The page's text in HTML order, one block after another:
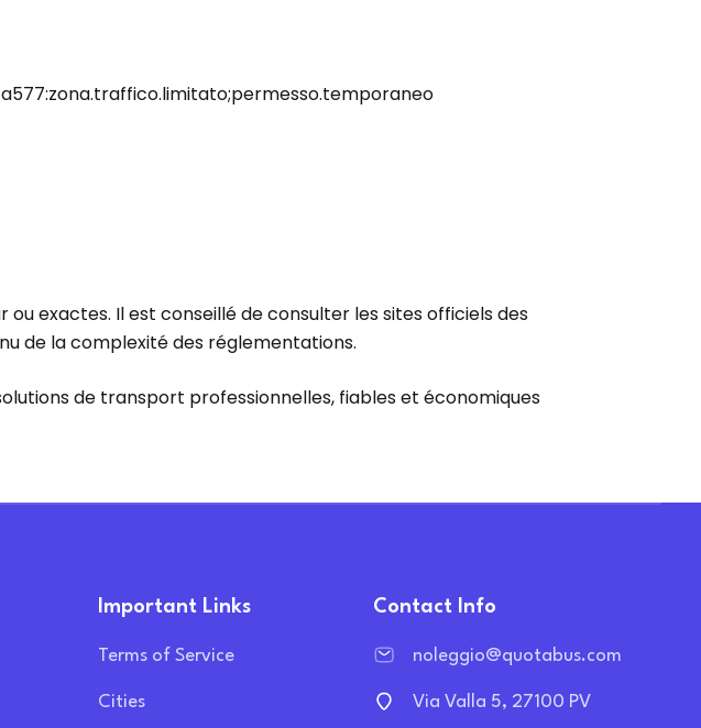
ou exactes. Il est conseillé de consulter les sites officiels des
de la complexité des réglementations.
de transport professionnelles, fiables et économiques
Important Links
Terms of Service
Cities
Contact Info
noleggio@quotabus.com
Via Valla 5, 27100 PV